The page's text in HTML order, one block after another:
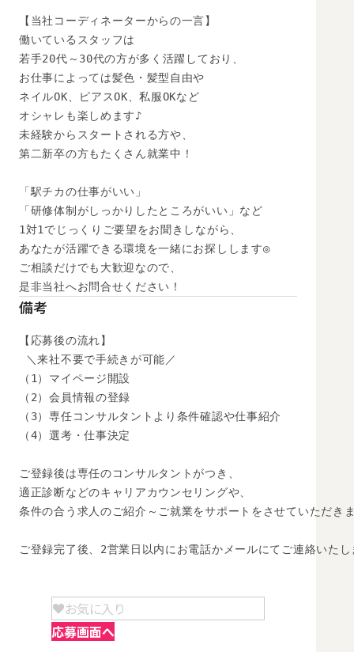
【当社コーディネーターからの一言】
働いているスタッフは
若手20代～30代の方が多く活躍しており、
お仕事によっては髪色・髪型自由や
ネイルOK、ピアスOK、私服OKなど
オシャレも楽しめます♪
未経験からスタートされる方や、
第二新卒の方もたくさん就業中！
「駅チカの仕事がいい」
「研修体制がしっかりしたところがいい」など
1対1でじっくりご要望をお聞きしながら、
あなたが活躍できる環境を一緒にお探しします◎
ご相談だけでも大歓迎なので、
是非当社へお問合せください！
備考
【応募後の流れ】
＼来社不要で手続きが可能／
（1）マイページ開設
（2）会員情報の登録
（3）専任コンサルタントより条件確認や仕事紹介
（4）選考・仕事決定
ご登録後は専任のコンサルタントがつき、
適正診断などのキャリアカウンセリングや、
条件の合う求人のご紹介～ご就業をサポートをさせていただき
ご登録完了後、2営業日以内にお電話かメールにてご連絡いたし
お気に入り
応募画面へ